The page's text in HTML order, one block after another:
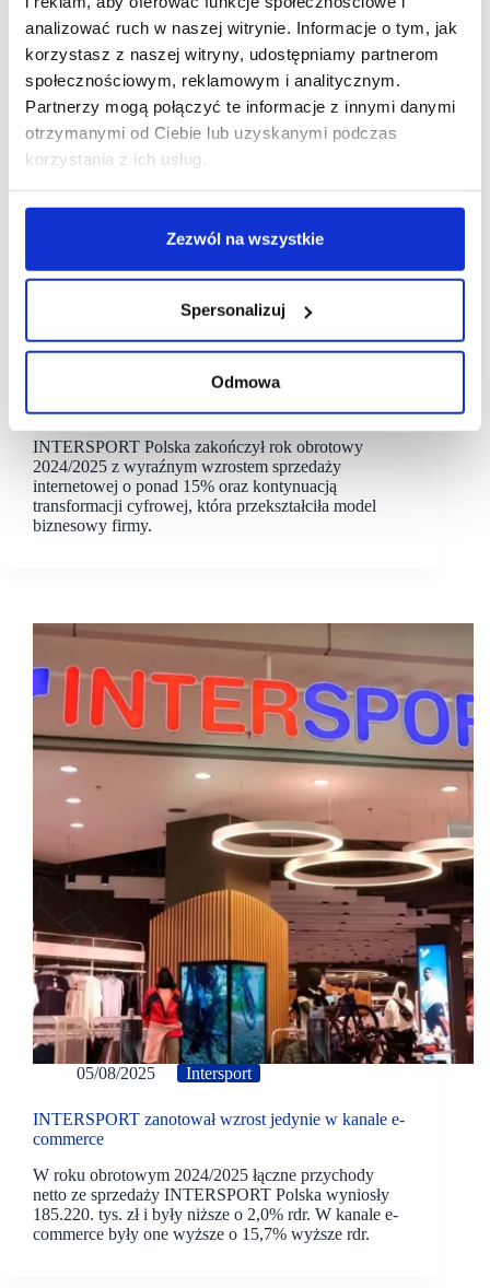
analizować ruch w naszej witrynie. Informacje o tym, jak
korzystasz z naszej witryny, udostępniamy partnerom
społecznościowym, reklamowym i analitycznym.
Partnerzy mogą połączyć te informacje z innymi danymi
otrzymanymi od Ciebie lub uzyskanymi podczas
korzystania z ich usług.
Zezwól na wszystkie
Spersonalizuj
Odmowa
13/08/2025 Intersport
INTERSPORT Polska: Silny wzrost e-commerce
i kolejny krok w transformacji cyfrowej
INTERSPORT Polska zakończył rok obrotowy
2024/2025 z wyraźnym wzrostem sprzedaży
internetowej o ponad 15% oraz kontynuacją
transformacji cyfrowej, która przekształciła model
biznesowy firmy.
05/08/2025 Intersport
INTERSPORT zanotował wzrost jedynie w kanale e-
commerce
W roku obrotowym 2024/2025 łączne przychody
netto ze sprzedaży INTERSPORT Polska wyniosły
185.220. tys. zł i były niższe o 2,0% rdr. W kanale e-
commerce były one wyższe o 15,7% wyższe rdr.